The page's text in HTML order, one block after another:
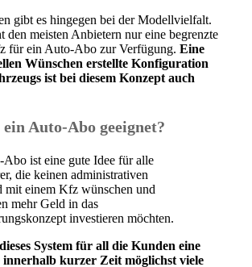
gibt es hingegen bei der Modellvielfalt.
den meisten Anbietern nur eine begrenzte
für ein Auto-Abo zur Verfügung. Eine
Wünschen erstellte Konfiguration
ist bei diesem Konzept auch
Auto-Abo geeignet?
ist eine gute Idee für alle
die keinen administrativen
mit einem Kfz wünschen und
mehr Geld in das
investieren möchten.
System für all die Kunden eine
innerhalb kurzer Zeit möglichst viele